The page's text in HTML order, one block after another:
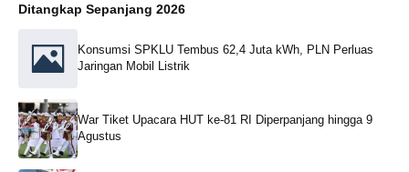
Ditangkap Sepanjang 2026
Konsumsi SPKLU Tembus 62,4 Juta kWh, PLN Perluas
Jaringan Mobil Listrik
War Tiket Upacara HUT ke-81 RI Diperpanjang hingga 9
Agustus